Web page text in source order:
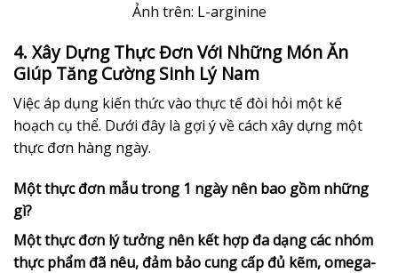
Ảnh trên: L-arginine
4. Xây Dựng Thực Đơn Với Những Món Ăn
Giúp Tăng Cường Sinh Lý Nam
Việc áp dụng kiến thức vào thực tế đòi hỏi một kế
hoạch cụ thể. Dưới đây là gợi ý về cách xây dựng một
thực đơn hàng ngày.
Một thực đơn mẫu trong 1 ngày nên bao gồm những
gì?
Một thực đơn lý tưởng nên kết hợp đa dạng các nhóm
thực phẩm đã nêu, đảm bảo cung cấp đủ kẽm, omega-